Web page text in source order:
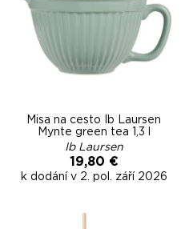
Misa na cesto Ib Laursen
Mynte green tea 1,3 l
Ib Laursen
19,80 €
k dodání v 2. pol. září 2026